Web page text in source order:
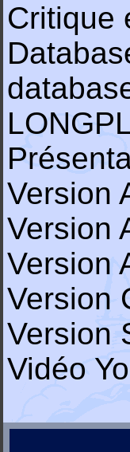
Critique
Version
Version
Version
Version
Version
Vidéo